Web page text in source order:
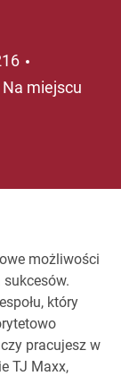
Na miejscu
możliwości
który
pracujesz w
TJ Maxx,